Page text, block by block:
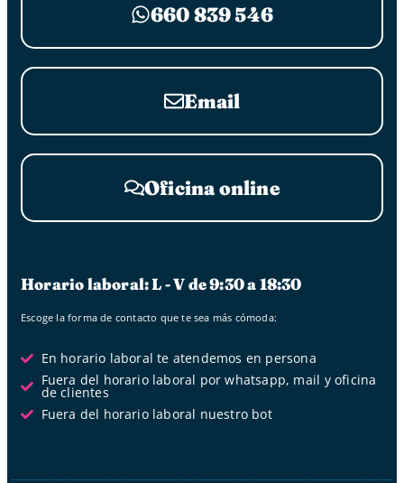
660 839 546
Email
Oficina online
Horario laboral: L - V de 9:30 a 18:30
Escoge la forma de contacto que te sea más cómoda:
En horario laboral te atendemos en persona
Fuera del horario laboral por whatsapp, mail y oficina
de clientes
Fuera del horario laboral nuestro bot